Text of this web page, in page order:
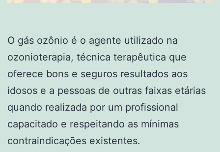
O gás ozônio é o agente utilizado na
ozonioterapia, técnica terapêutica que
oferece bons e seguros resultados aos
idosos e a pessoas de outras faixas etárias
quando realizada por um profissional
capacitado e respeitando as mínimas
contraindicações existentes.